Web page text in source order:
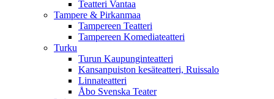
Teatteri Vantaa
Tampere & Pirkanmaa
Tampereen Teatteri
Tampereen Komediateatteri
Turku
Turun Kaupunginteatteri
Kansanpuiston kesäteatteri, Ruissalo
Linnateatteri
Åbo Svenska Teater